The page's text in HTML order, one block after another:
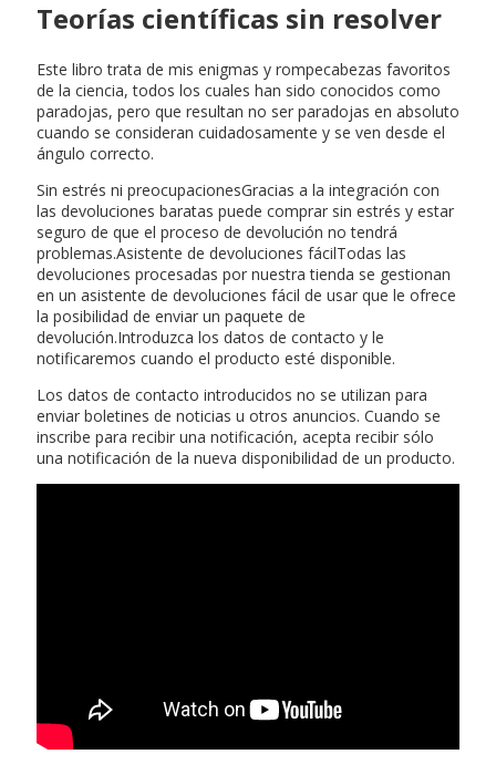
Teorías científicas sin resolver
Este libro trata de mis enigmas y rompecabezas favoritos
de la ciencia, todos los cuales han sido conocidos como
paradojas, pero que resultan no ser paradojas en absoluto
cuando se consideran cuidadosamente y se ven desde el
ángulo correcto.
Sin estrés ni preocupacionesGracias a la integración con
las devoluciones baratas puede comprar sin estrés y estar
seguro de que el proceso de devolución no tendrá
problemas.Asistente de devoluciones fácilTodas las
devoluciones procesadas por nuestra tienda se gestionan
en un asistente de devoluciones fácil de usar que le ofrece
la posibilidad de enviar un paquete de
devolución.Introduzca los datos de contacto y le
notificaremos cuando el producto esté disponible.
Los datos de contacto introducidos no se utilizan para
enviar boletines de noticias u otros anuncios. Cuando se
inscribe para recibir una notificación, acepta recibir sólo
una notificación de la nueva disponibilidad de un producto.